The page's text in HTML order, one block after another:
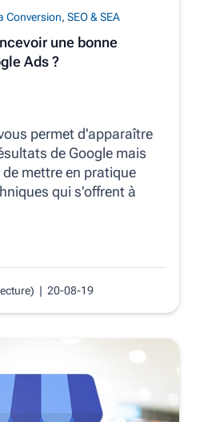
Conversion, SEO & SEA
une bonne
Ads ?
permet d'apparaître
de Google mais
mettre en pratique
qui s'offrent à
| 20-08-19